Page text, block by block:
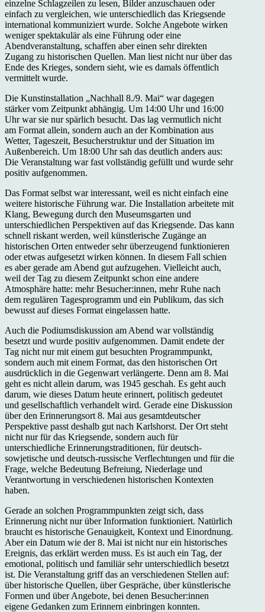
einzelne Schlagzeilen zu lesen, Bilder anzuschauen oder
einfach zu vergleichen, wie unterschiedlich das Kriegsende
international kommuniziert wurde. Solche Angebote wirken
weniger spektakulär als eine Führung oder eine
Abendveranstaltung, schaffen aber einen sehr direkten
Zugang zu historischen Quellen. Man liest nicht nur über das
Ende des Krieges, sondern sieht, wie es damals öffentlich
vermittelt wurde.
Die Kunstinstallation „Nachhall 8./9. Mai“ war dagegen
stärker vom Zeitpunkt abhängig. Um 14:00 Uhr und 16:00
Uhr war sie nur spärlich besucht. Das lag vermutlich nicht
am Format allein, sondern auch an der Kombination aus
Wetter, Tageszeit, Besucherstruktur und der Situation im
Außenbereich. Um 18:00 Uhr sah das deutlich anders aus:
Die Veranstaltung war fast vollständig gefüllt und wurde sehr
positiv aufgenommen.
Das Format selbst war interessant, weil es nicht einfach eine
weitere historische Führung war. Die Installation arbeitete mit
Klang, Bewegung durch den Museumsgarten und
unterschiedlichen Perspektiven auf das Kriegsende. Das kann
schnell riskant werden, weil künstlerische Zugänge an
historischen Orten entweder sehr überzeugend funktionieren
oder etwas aufgesetzt wirken können. In diesem Fall schien
es aber gerade am Abend gut aufzugehen. Vielleicht auch,
weil der Tag zu diesem Zeitpunkt schon eine andere
Atmosphäre hatte: mehr Besucher:innen, mehr Ruhe nach
dem regulären Tagesprogramm und ein Publikum, das sich
bewusst auf dieses Format eingelassen hatte.
Auch die Podiumsdiskussion am Abend war vollständig
besetzt und wurde positiv aufgenommen. Damit endete der
Tag nicht nur mit einem gut besuchten Programmpunkt,
sondern auch mit einem Format, das den historischen Ort
ausdrücklich in die Gegenwart verlängerte. Denn am 8. Mai
geht es nicht allein darum, was 1945 geschah. Es geht auch
darum, wie dieses Datum heute erinnert, politisch gedeutet
und gesellschaftlich verhandelt wird. Gerade eine Diskussion
über den Erinnerungsort 8. Mai aus gesamtdeutscher
Perspektive passt deshalb gut nach Karlshorst. Der Ort steht
nicht nur für das Kriegsende, sondern auch für
unterschiedliche Erinnerungstraditionen, für deutsch-
sowjetische und deutsch-russische Verflechtungen und für die
Frage, welche Bedeutung Befreiung, Niederlage und
Verantwortung in verschiedenen historischen Kontexten
haben.
Gerade an solchen Programmpunkten zeigt sich, dass
Erinnerung nicht nur über Information funktioniert. Natürlich
braucht es historische Genauigkeit, Kontext und Einordnung.
Aber ein Datum wie der 8. Mai ist nicht nur ein historisches
Ereignis, das erklärt werden muss. Es ist auch ein Tag, der
emotional, politisch und familiär sehr unterschiedlich besetzt
ist. Die Veranstaltung griff das an verschiedenen Stellen auf:
über historische Quellen, über Gespräche, über künstlerische
Formen und über Angebote, bei denen Besucher:innen
eigene Gedanken zum Erinnern einbringen konnten.